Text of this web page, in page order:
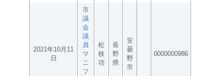
2021年10月11
日
市
議
会
議
員
マ
ニ
フ
松
枝
功
長
野
県
安
曇
野
市
0000000986